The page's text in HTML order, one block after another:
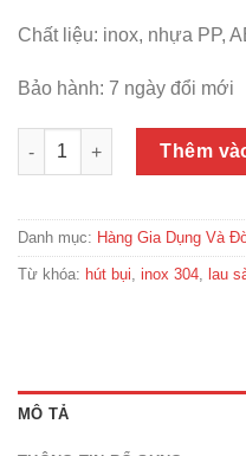
Chất liệu: inox, nhựa PP,
Bảo hành: 7 ngày đổi mới
Bộ cây lau nhà xoay tay
Thêm
Danh mục: Hàng Gia Dụng Và
Từ khóa: hút bụi, inox 304, lau
MÔ TẢ